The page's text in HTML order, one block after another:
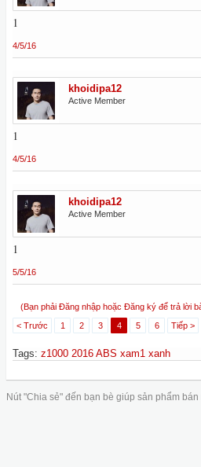
1
4/5/16
khoidipa12
Active Member
1
4/5/16
khoidipa12
Active Member
1
5/5/16
(Bạn phải Đăng nhập hoặc Đăng ký để trả lời
< Trước
1 2 3 4 5 6 Tiếp >
Tags: z1000 2016 ABS xam1 xanh
Nút "Chia sẻ" đến bạn bè giúp sản phẩm